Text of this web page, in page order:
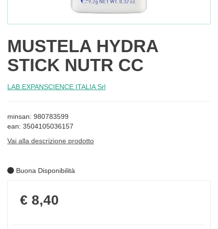
MUSTELA HYDRA
STICK NUTR CC
LAB.EXPANSCIENCE ITALIA Srl
minsan: 980783599
ean: 3504105036157
Vai alla descrizione prodotto
Buona Disponibilità
Prezzo
€ 8,40